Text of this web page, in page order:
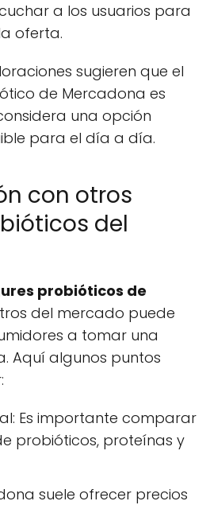
a los usuarios para
oferta.
sugieren que el
de Mercadona es
una opción
para el día a día.
con otros
del
probióticos de
del mercado puede
a tomar una
Aquí algunos puntos
Es importante comparar
probióticos, proteínas y
suele ofrecer precios